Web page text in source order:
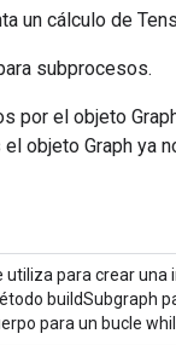
un cálculo de
subprocesos.
por el objeto
objeto Graph ya
utiliza para crear una
buildSubgraph
para un bucle